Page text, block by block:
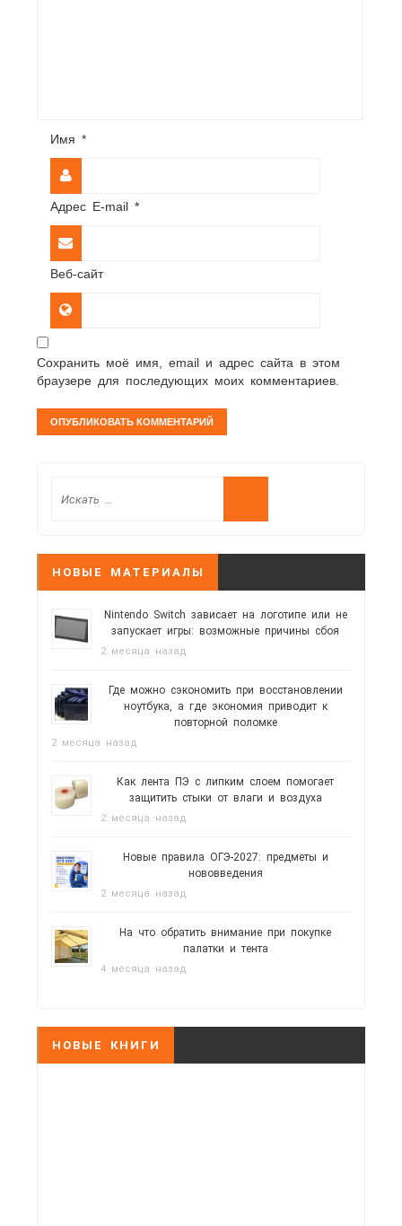
Имя *
Адрес E-mail *
Веб-сайт
Сохранить моё имя, email и адрес сайта в этом
браузере для последующих моих комментариев.
НОВЫЕ МАТЕРИАЛЫ
Nintendo Switch зависает на логотипе или не
запускает игры: возможные причины сбоя
2 месяца назад
Где можно сэкономить при восстановлении
ноутбука, а где экономия приводит к
повторной поломке
2 месяца назад
Как лента ПЭ с липким слоем помогает
защитить стыки от влаги и воздуха
2 месяца назад
Новые правила ОГЭ-2027: предметы и
нововведения
2 месяца назад
На что обратить внимание при покупке
палатки и тента
4 месяца назад
НОВЫЕ КНИГИ